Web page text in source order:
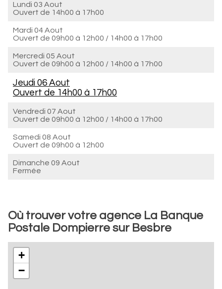
Lundi 03 Aout
Ouvert de 14h00 à 17h00
Mardi 04 Aout
Ouvert de 09h00 à 12h00 / 14h00 à 17h00
Mercredi 05 Aout
Ouvert de 09h00 à 12h00 / 14h00 à 17h00
Jeudi 06 Aout
Ouvert de 14h00 à 17h00
Vendredi 07 Aout
Ouvert de 09h00 à 12h00 / 14h00 à 17h00
Samedi 08 Aout
Ouvert de 09h00 à 12h00
Dimanche 09 Aout
Fermée
Où trouver votre agence La Banque
Postale Dompierre sur Besbre
+
−